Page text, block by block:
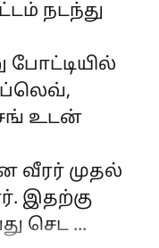
நடந்து
போட்டியில்
உடன்
வீரர் முதல்
இதற்கு
செட ...